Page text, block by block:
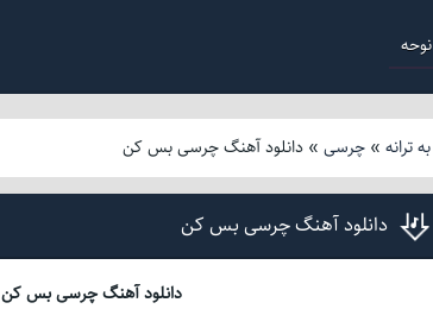
نوحه
به ترانه» چرسی» دانلود آهنگ چرسی بس کن
دانلود آهنگ چرسی بس کن
دانلود آهنگ چرسی بس کن